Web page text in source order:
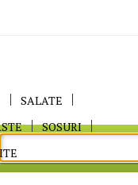
SALATE
SOSURI